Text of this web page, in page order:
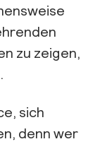
zu zeigen,
sich
denn wer